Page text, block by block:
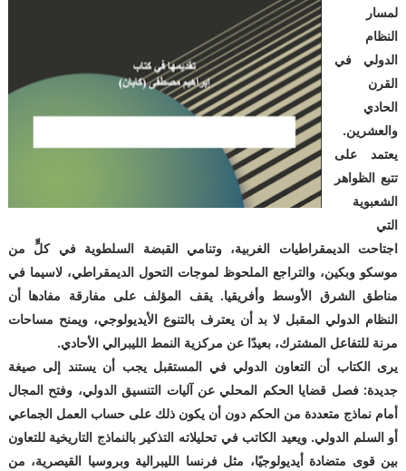
لمسار
النظام
الدولي في
القرن
الحادي
والعشرين.
يعتمد على
تتبع الظواهر
الشعبوية
التي
اجتاحت الديمقراطيات الغربية، وتنامي القبضة السلطوية في كلٍّ من
موسكو وبكين، والتراجع الملحوظ لموجات التحول الديمقراطي، لاسيما في
مناطق الشرق الأوسط وأفريقيا. يقف المؤلف على مفارقة مفادها أن
النظام الدولي المقبل لا بد أن يعترف بالتنوع الأيديولوجي، ويمنح مساحات
مرنة للتفاعل المشترك، بعيدًا عن مركزية النمط الليبرالي الأحادي.
يرى الكتاب أن التعاون الدولي في المستقبل يجب أن يستند إلى صيغة
جديدة: فصل قضايا الحكم المحلي عن آليات التنسيق الدولي، وفتح المجال
أمام نماذج متعددة من الحكم دون أن يكون ذلك على حساب العمل الجماعي
أو السلم الدولي. ويعيد الكاتب في تحليلاته التذكير بالنماذج التاريخية للتعاون
بين قوى متضادة أيديولوجيًا، مثل فرنسا الليبرالية وبروسيا القيصرية، من